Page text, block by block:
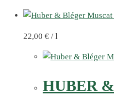
22,00 € / l
HUBER